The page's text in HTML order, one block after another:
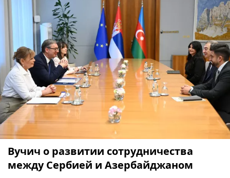
Вучич о развитии сотрудничества
между Сербией и Азербайджаном